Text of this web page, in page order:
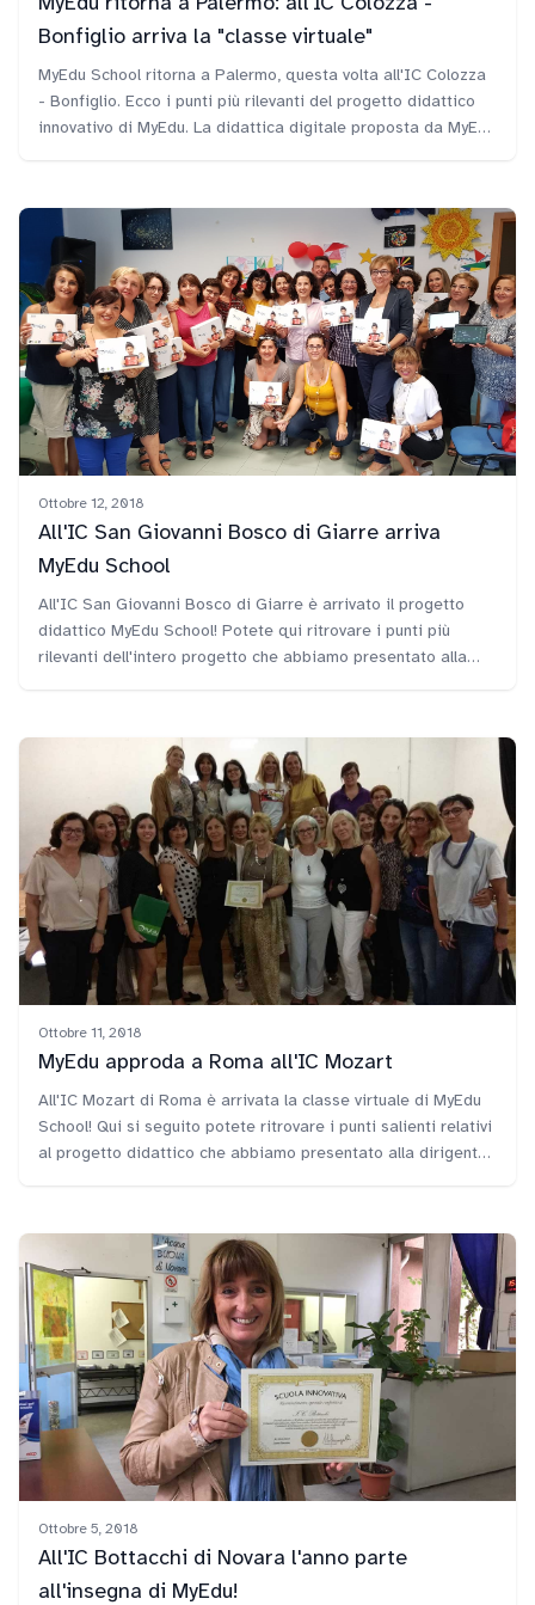
Bonfiglio arriva la "classe virtuale"
MyEdu School ritorna a Palermo, questa volta all'IC Colozza
- Bonfiglio. Ecco i punti più rilevanti del progetto didattico
innovativo di MyEdu. La didattica digitale proposta da MyEdu
studenti dei tre plessi.
Ottobre 12, 2018
All'IC San Giovanni Bosco di Giarre arriva
MyEdu School
All'IC San Giovanni Bosco di Giarre è arrivato il progetto
didattico MyEdu School! Potete qui ritrovare i punti più
rilevanti dell'intero progetto che abbiamo presentato alla
Ottobre 11, 2018
MyEdu approda a Roma all'IC Mozart
All'IC Mozart di Roma è arrivata la classe virtuale di MyEdu
School! Qui si seguito potete ritrovare i punti salienti relativi
al progetto didattico che abbiamo presentato alla dirigente
Ottobre 5, 2018
All'IC Bottacchi di Novara l'anno parte
all'insegna di MyEdu!